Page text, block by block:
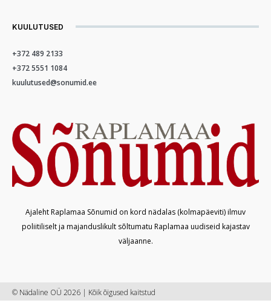
KUULUTUSED
+372 489 2133
+372 5551 1084
kuulutused@sonumid.ee
Ajaleht Raplamaa Sõnumid on kord nädalas (kolmapäeviti) ilmuv
poliitiliselt ja majanduslikult sõltumatu Raplamaa uudiseid kajastav
väljaanne.
© Nädaline OÜ 2026 | Kõik õigused kaitstud